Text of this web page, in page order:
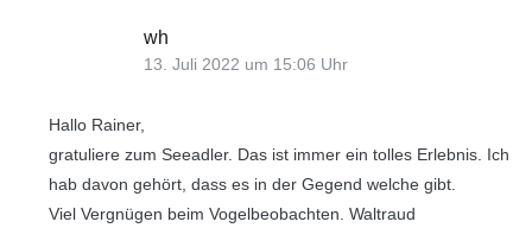
wh
13. Juli 2022 um 15:06 Uhr
Hallo Rainer,
gratuliere zum Seeadler. Das ist immer ein tolles Erlebnis. Ich
hab davon gehört, dass es in der Gegend welche gibt.
Viel Vergnügen beim Vogelbeobachten. Waltraud